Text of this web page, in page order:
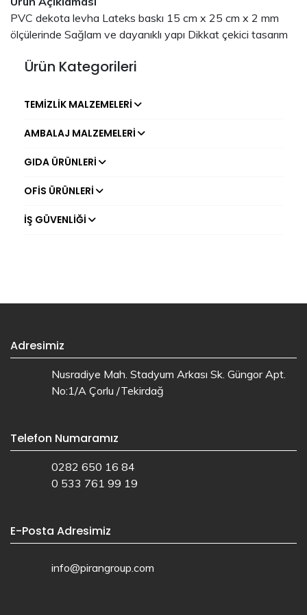
Ürün Kategorileri
TEMIZLIK MALZEMELERI
AMBALAJ MALZEMELERI
GIDA ÜRÜNLERI
OFIS ÜRÜNLERI
İŞ GÜVENLIĞI
PVC dekota levha Lateks baskı 15 cm x 25 cm x 2 mm
ölçülerinde Sağlam ve dayanıklı yapı Dikkat çekici tasarım
Adresimiz
Nusradiye Mah. Stadyum Arkası Sk. Güngor Apt.
No:1/A Çorlu /Tekirdağ
Telefon Numaramız
0282 650 16 84
0 533 761 99 19
E-Posta Adresimiz
info@pirangroup.com